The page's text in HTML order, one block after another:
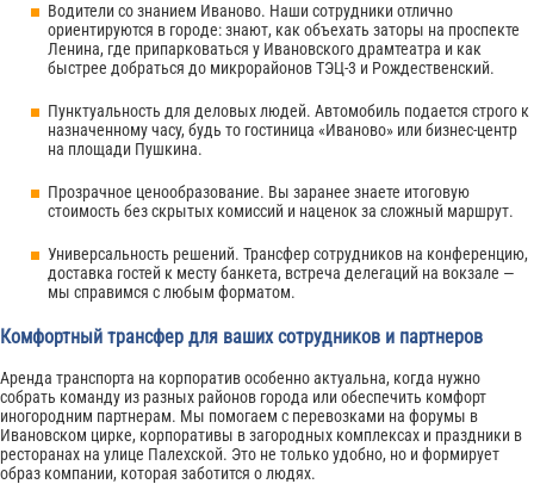
Водители со знанием Иваново. Наши сотрудники отлично
ориентируются в городе: знают, как объехать заторы на проспекте
Ленина, где припарковаться у Ивановского драмтеатра и как
быстрее добраться до микрорайонов ТЭЦ-3 и Рождественский.
Пунктуальность для деловых людей. Автомобиль подается строго к
назначенному часу, будь то гостиница «Иваново» или бизнес-центр
на площади Пушкина.
Прозрачное ценообразование. Вы заранее знаете итоговую
стоимость без скрытых комиссий и наценок за сложный маршрут.
Универсальность решений. Трансфер сотрудников на конференцию,
доставка гостей к месту банкета, встреча делегаций на вокзале —
мы справимся с любым форматом.
Комфортный трансфер для ваших сотрудников и партнеров
Аренда транспорта на корпоратив особенно актуальна, когда нужно
собрать команду из разных районов города или обеспечить комфорт
иногородним партнерам. Мы помогаем с перевозками на форумы в
Ивановском цирке, корпоративы в загородных комплексах и праздники в
ресторанах на улице Палехской. Это не только удобно, но и формирует
образ компании, которая заботится о людях.